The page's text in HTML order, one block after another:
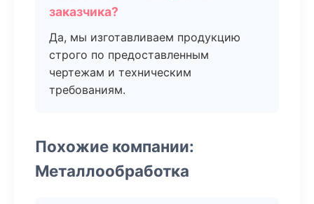
заказчика?
Да, мы изготавливаем продукцию
строго по предоставленным
чертежам и техническим
требованиям.
Похожие компании:
Металлообработка